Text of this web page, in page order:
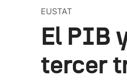
EUSTAT
El PIB
tercer